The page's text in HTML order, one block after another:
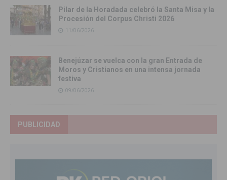
Pilar de la Horadada celebró la Santa Misa y la
Procesión del Corpus Christi 2026
11/06/2026
Benejúzar se vuelca con la gran Entrada de
Moros y Cristianos en una intensa jornada
festiva
09/06/2026
PUBLICIDAD